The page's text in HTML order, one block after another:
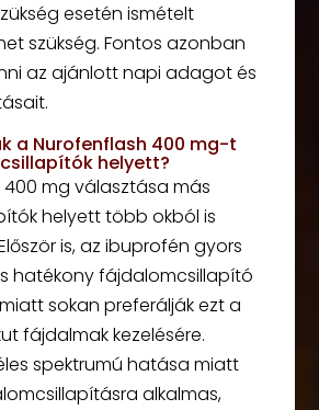
esetén ismételt
szükség. Fontos azonban
az ajánlott napi adagot és
a Nurofenflash 400 mg-t
helyett?
400 mg választása más
helyett több okból is
is, az ibuprofén gyors
hatékony fájdalomcsillapító
sokan preferálják ezt a
fájdalmak kezelésére.
spektrumú hatása miatt
alkalmas,